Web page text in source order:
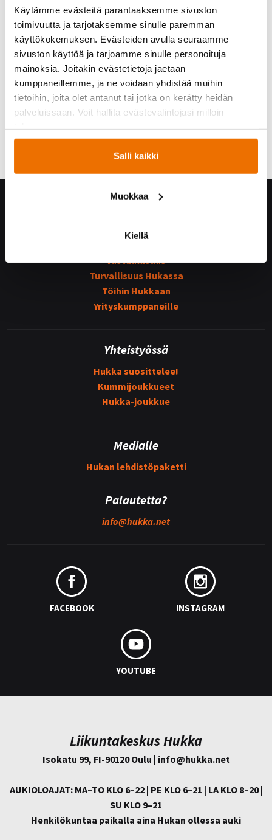
Käytämme evästeitä parantaaksemme sivuston
toimivuutta ja tarjotaksemme sinulle paremman
käyttökokemuksen. Evästeiden avulla seuraamme
sivuston käyttöä ja tarjoamme sinulle personoituja
mainoksia. Joitakin evästetietoja jaetaan
kumppaneillemme, ja ne voidaan yhdistää muihin
tietoihin, joita olet antanut tai jotka on kerätty heidän
palveluissaan. Voit hallita evästevalintojasi milloin
Salli kaikki
Muokkaa
Kiellä
Yhteystiedot
Vastuullisuus
Turvallisuus Hukassa
Töihin Hukkaan
Yrityskumppaneille
Yhteistyössä
Hukka suosittelee!
Kummijoukkueet
Hukka-joukkue
Medialle
Hukan lehdistöpaketti
Palautetta?
info@hukka.net
FACEBOOK INSTAGRAM
YOUTUBE
Liikuntakeskus Hukka
Isokatu 99, FI-90120 Oulu | info@hukka.net
AUKIOLOAJAT: MA–TO KLO 6–22 | PE KLO 6–21 | LA KLO 8–20 |
SU KLO 9–21
Henkilökuntaa paikalla aina Hukan ollessa auki